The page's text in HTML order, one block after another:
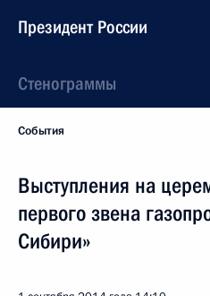
Президент России
Стенограммы
События
Выступления на
первого звена
Сибири»